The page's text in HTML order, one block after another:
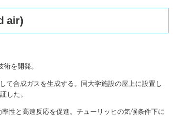
air)
を開発。
て合成ガスを生成する。同大学施設の屋上に設置し
した。
性と高速反応を促進。チューリッヒの気候条件下に